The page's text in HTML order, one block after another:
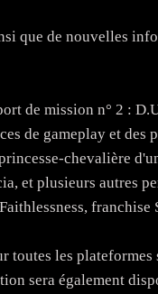
que de nouvelles
de mission n° 2 :
de gameplay et des
chevalière
et plusieurs autres
franchise
les plateformes
sera également